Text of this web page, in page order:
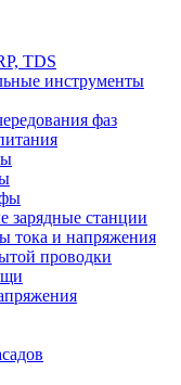
TDS
инструменты
фаз
зарядные станции
тока и напряжения
проводки